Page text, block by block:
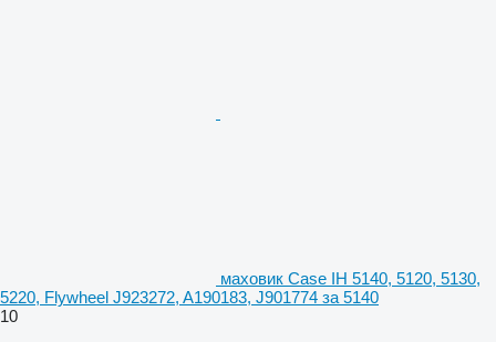
маховик Case IH 5140, 5120, 5130,
5220, Flywheel J923272, A190183, J901774 за 5140
10